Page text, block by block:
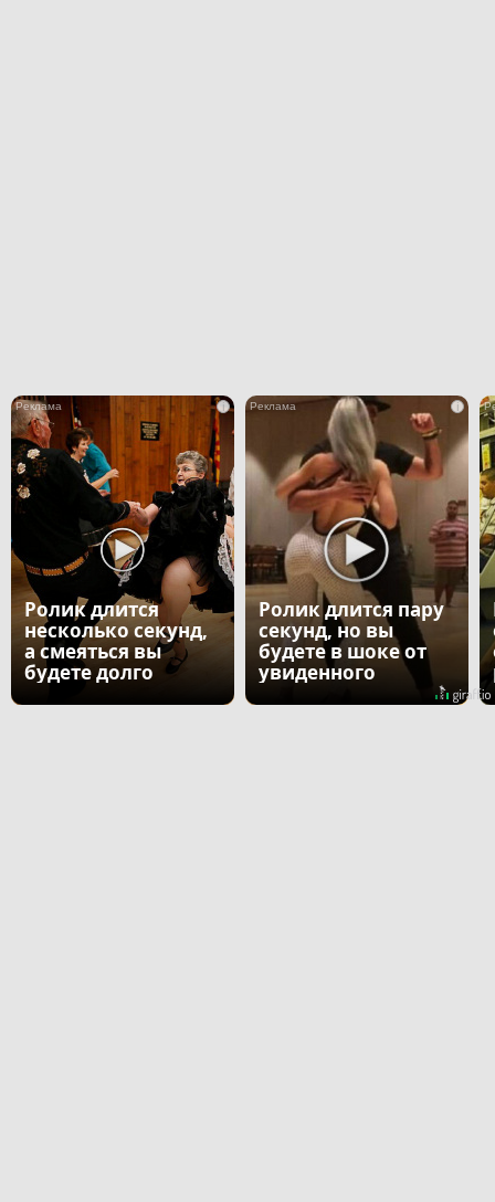
i
Ролик длится
несколько секунд,
а смеяться вы
будете долго
i
Ролик длится пару
секунд, но вы
будете в шоке от
увиденного